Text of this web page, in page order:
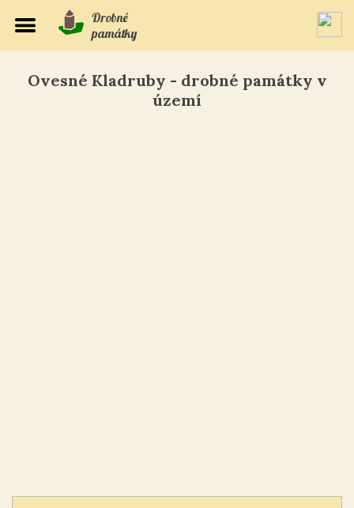
Drobné
památky
Ovesné Kladruby - drobné památky v
území